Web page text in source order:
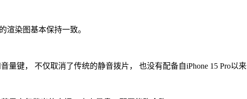
渲染图基本保持一致。
量键， 不仅取消了传统的静音拨片， 也没有配备自iPhone 15 Pro以来